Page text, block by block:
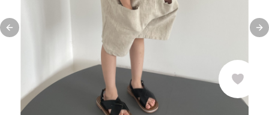
Previous slide